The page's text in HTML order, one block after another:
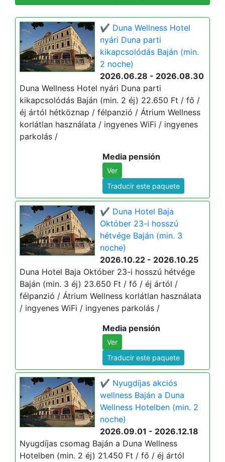
✔️ Duna Wellness Hotel
nyári Duna parti
kikapcsolódás Baján (min.
2 noche)
2026.06.28 - 2026.08.30
Duna Wellness Hotel nyári Duna parti
kikapcsolódás Baján (min. 2 éj) 22.650 Ft / fő /
éj ártól hétköznap / félpanzió / Átrium Wellness
korlátlan használata / ingyenes WiFi / ingyenes
parkolás /
Media pensión
Ver
Traducir este paquete
✔️ Duna Hotel Baja
Október 23-i hosszú
hétvége Baján (min. 3
noche)
2026.10.22 - 2026.10.25
Duna Hotel Baja Október 23-i hosszú hétvége
Baján (min. 3 éj) 23.650 Ft / fő / éj ártól /
félpanzió / Átrium Wellness korlátlan használata
/ ingyenes WiFi / ingyenes parkolás /
Media pensión
Ver
Traducir este paquete
✔️ Nyugdíjas akciós
wellness Baján a Duna
Wellness Hotelben (min. 2
noche)
2026.09.01 - 2026.12.18
Nyugdíjas csomag Baján a Duna Wellness
Hotelben (min. 2 éj) 21.450 Ft / fő / éj ártól